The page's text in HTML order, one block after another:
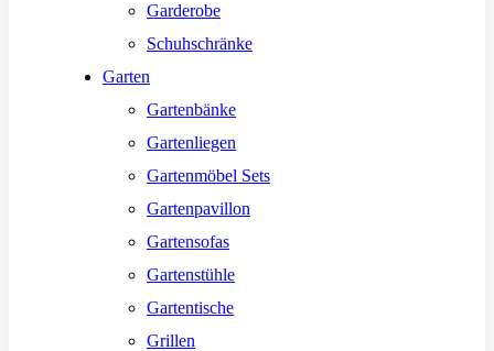
Garderobe
Schuhschränke
Garten
Gartenbänke
Gartenliegen
Gartenmöbel Sets
Gartenpavillon
Gartensofas
Gartenstühle
Gartentische
Grillen